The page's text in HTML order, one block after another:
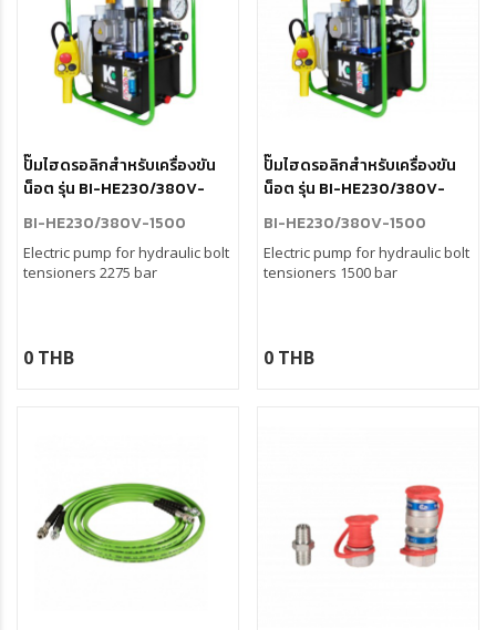
ปั๊มไฮดรอลิกสำหรับเครื่องขัน
น็อต รุ่น BI-HE230/380V-
BI-HE230/380V-1500
Electric pump for hydraulic bolt
tensioners 2275 bar
0 THB
ปั๊มไฮดรอลิกสำหรับเครื่องขัน
น็อต รุ่น BI-HE230/380V-
BI-HE230/380V-1500
Electric pump for hydraulic bolt
tensioners 1500 bar
0 THB